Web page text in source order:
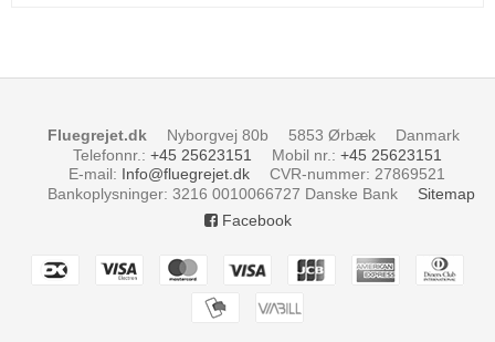
Fluegrejet.dk Nyborgvej 80b 5853 Ørbæk
Danmark
Telefonnr. : +45 25623151 Mobil nr. : +45 25623151
E-mail: Info@fluegrejet.dk CVR-nummer: 27869521
Bankoplysninger: 3216 0010066727 Danske Bank
Sitemap
Facebook